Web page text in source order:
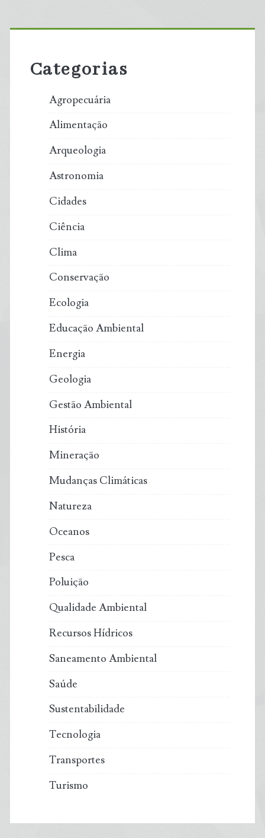
Primary
Sidebar
Categorias
Agropecuária
Alimentação
Arqueologia
Astronomia
Cidades
Ciência
Clima
Conservação
Ecologia
Educação Ambiental
Energia
Geologia
Gestão Ambiental
História
Mineração
Mudanças Climáticas
Natureza
Oceanos
Pesca
Poluição
Qualidade Ambiental
Recursos Hídricos
Saneamento Ambiental
Saúde
Sustentabilidade
Tecnologia
Transportes
Turismo